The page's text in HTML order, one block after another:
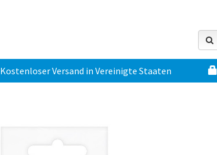
Kostenloser Versand in Vereinigte Staaten